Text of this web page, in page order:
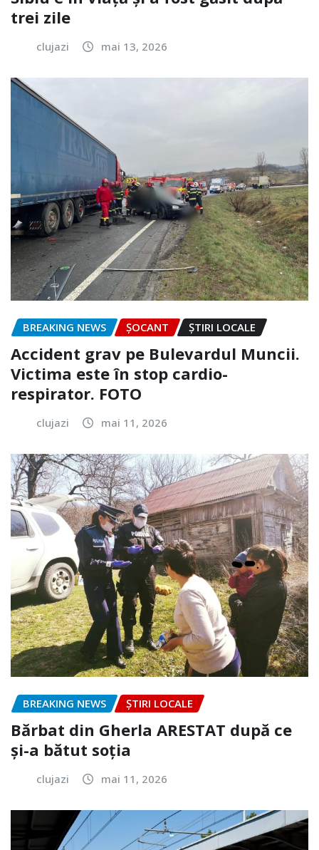
trei zile
clujazi mai 13, 2026
BREAKING NEWS ȘOCANT ȘTIRI LOCALE
Accident grav pe Bulevardul Muncii.
Victima este în stop cardio-
respirator. FOTO
clujazi mai 11, 2026
BREAKING NEWS ȘTIRI LOCALE
Bărbat din Gherla ARESTAT după ce
și-a bătut soția
clujazi mai 11, 2026